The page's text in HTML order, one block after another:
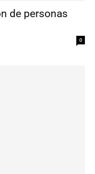
de personas
0